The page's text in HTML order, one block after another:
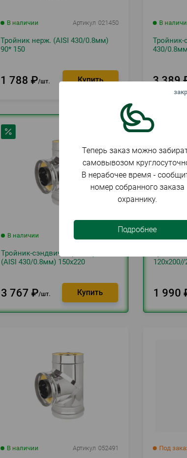
В наличии Артикул 021450
Тройник нерж. (AISI 430/0.8мм)
90* 150
1 788 ₽ шт.
В
Тройник-
430/
3 389
В наличии
Тройник-сэндвич нерж/нерж
(AISI 430/0.8мм) 150х220
3 767 ₽ шт.
120х200//
1 990
В наличии Артикул 052491 Под
Теперь заказ можно
самовывозом
В нерабочее время -
номер собранного заказа
охраннику.
Подробнее